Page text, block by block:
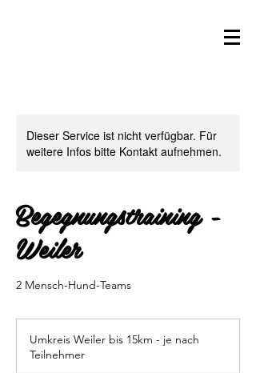
Dieser Service ist nicht verfügbar. Für
weitere Infos bitte Kontakt aufnehmen.
Begegnungstraining -
Weiler
2 Mensch-Hund-Teams
Umkreis Weiler bis 15km - je nach
Teilnehmer